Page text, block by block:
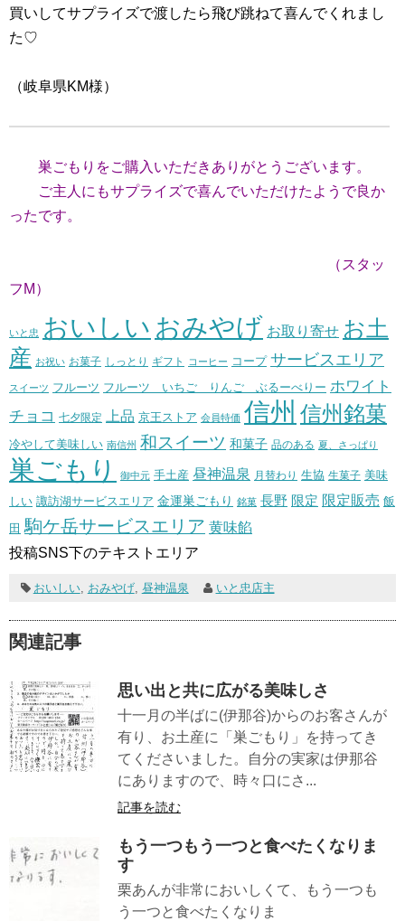
買いしてサプライズで渡したら飛び跳ねて喜んでくれまし
た♡
（岐阜県KM様）
巣ごもりをご購入いただきありがとうございます。
ご主人にもサプライズで喜んでいただけたようで良か
ったです。
（スタッ
フM）
いと忠 おいしい おみやげ お取り寄せ お土
産 お祝い お菓子 しっとり ギフト コーヒー コープ サービスエリア
スイーツ フルーツ フルーツ いちご りんご ぶるーべりー ホワイト
チョコ 七夕限定 上品 京王ストア 会員特価 信州 信州銘菓
冷やして美味しい 南信州 和スイーツ 和菓子 品のある 夏、さっぱり
巣ごもり 御中元 手土産 昼神温泉 月替わり 生協 生菓子 美味
しい 諏訪湖サービスエリア 金運巣ごもり 銘菓 長野 限定 限定販売 飯
田 駒ケ岳サービスエリア 黄味餡
投稿SNS下のテキストエリア
おいしい, おみやげ, 昼神温泉 いと忠店主
関連記事
思い出と共に広がる美味しさ
十一月の半ばに(伊那谷)からのお客さんが
有り、お土産に「巣ごもり」を持ってき
てくださいました。自分の実家は伊那谷
にありますので、時々口にさ...
記事を読む
もう一つもう一つと食べたくなりま
す
栗あんが非常においしくて、もう一つも
う一つと食べたくなりま